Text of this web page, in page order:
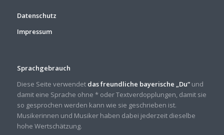
Datenschutz
Impressum
Sprachgebrauch
Diese Seite verwendet das freundliche bayerische „Du“und
damit eine Sprache ohne * oder Textverdopplungen, damit sie
so gesprochen werden kann wie sie geschrieben ist.
Musikerinnen und Musiker haben dabei jederzeit dieselbe
hohe Wertschätzung.